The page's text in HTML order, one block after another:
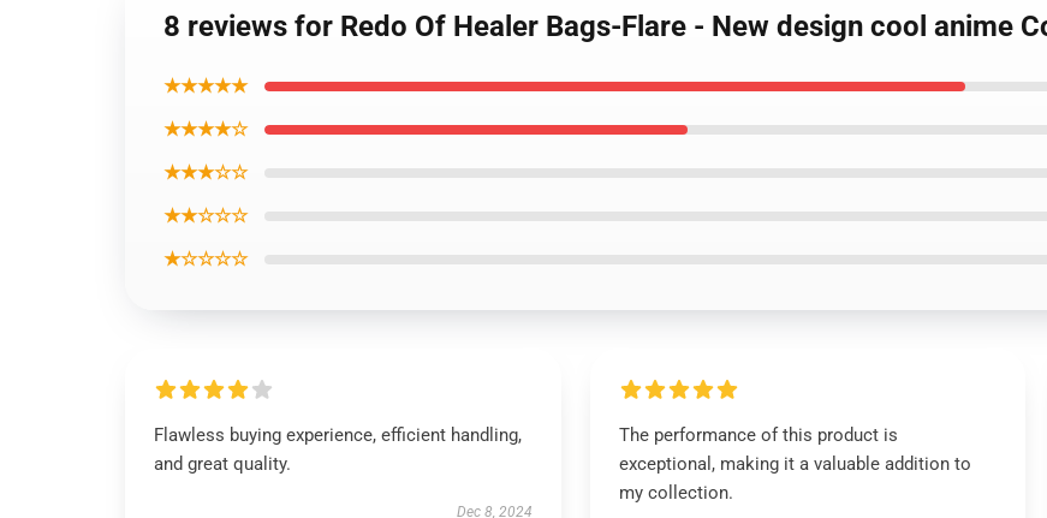
8 reviews for Redo Of Healer Bags-Flare - New design cool anime
★★★★★
★★★★☆
★★★☆☆
★★☆☆☆
★☆☆☆☆
Flawless buying experience, efficient handling,
and great quality.
Dec 8, 2024
The performance of this product is
exceptional, making it a valuable addition to
my collection.